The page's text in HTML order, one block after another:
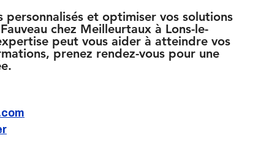
personnalisés et optimiser vos solutions
chez Meilleurtaux à Lons-le-
peut vous aider à atteindre vos
prenez rendez-vous pour une